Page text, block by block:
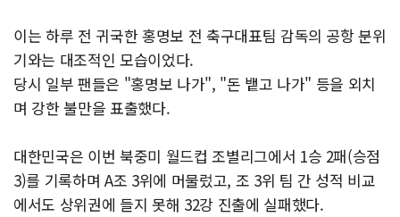
이는 하루 전 귀국한 홍명보 전 축구대표팀 감독의 공항 분위
기와는 대조적인 모습이었다.
당시 일부 팬들은 "홍명보 나가", "돈 뱉고 나가" 등을 외치
며 강한 불만을 표출했다.
대한민국은 이번 북중미 월드컵 조별리그에서 1승 2패(승점
3)를 기록하며 A조 3위에 머물렀고, 조 3위 팀 간 성적 비교
에서도 상위권에 들지 못해 32강 진출에 실패했다.